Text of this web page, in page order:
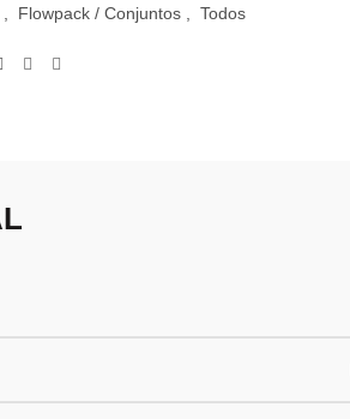
Flowpack / Conjuntos Todos